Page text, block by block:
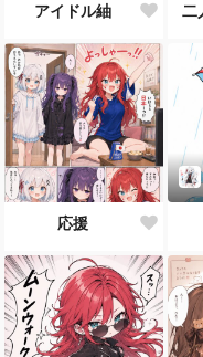
アイドル紬 二
応援